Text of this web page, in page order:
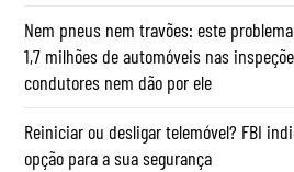
Nem pneus nem travões: este
1,7 milhões de automóveis nas
condutores nem dão por ele
Reiniciar ou desligar telemóvel? FBI
opção para a sua segurança